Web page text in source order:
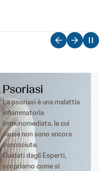
Psoriasi
La psoriasi è una malattia
infiammatoria
immunomediata, le cui
cause non sono ancora
conosciute.
Guidati dagli Esperti,
scopriamo come si